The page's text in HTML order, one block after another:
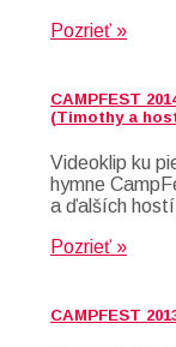
Pozrieť »
CAMPFEST
(Timothy a
Videoklip ku
hymne
a ďalších
Pozrieť »
CAMPFEST